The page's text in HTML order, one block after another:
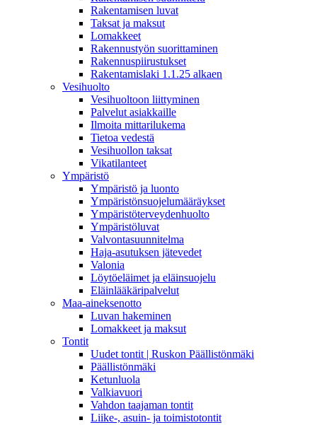
Rakentamisen luvat
Taksat ja maksut
Lomakkeet
Rakennustyön suorittaminen
Rakennuspiirustukset
Rakentamislaki 1.1.25 alkaen
Vesihuolto
Vesihuoltoon liittyminen
Palvelut asiakkaille
Ilmoita mittarilukema
Tietoa vedestä
Vesihuollon taksat
Vikatilanteet
Ympäristö
Ympäristö ja luonto
Ympäristönsuojelumääräykset
Ympäristöterveydenhuolto
Ympäristöluvat
Valvontasuunnitelma
Haja-asutuksen jätevedet
Valonia
Löytöeläimet ja eläinsuojelu
Eläinlääkäripalvelut
Maa-aineksenotto
Luvan hakeminen
Lomakkeet ja maksut
Tontit
Uudet tontit | Ruskon Päällistönmäki
Päällistönmäki
Ketunluola
Valkiavuori
Vahdon taajaman tontit
Liike-, asuin- ja toimistotontit